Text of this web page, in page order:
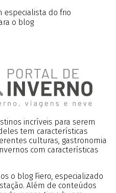
especialista do frio
o blog
incríveis para serem
tem características
culturas, gastronomia
com características
o blog Fiero, especializado
Além de conteúdos